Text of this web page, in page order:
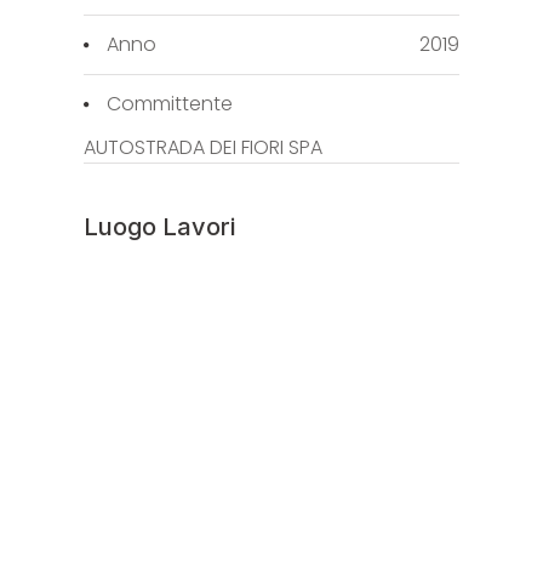
Anno 2019
Committente
AUTOSTRADA DEI FIORI SPA
Luogo Lavori